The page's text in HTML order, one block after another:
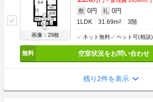
画像：29枚
敷 0円 礼 0円
1LDK 31.69m2 3階
ネット無料 ペット可(相談)
空室状況をお問い合わせ
残り2件を表示